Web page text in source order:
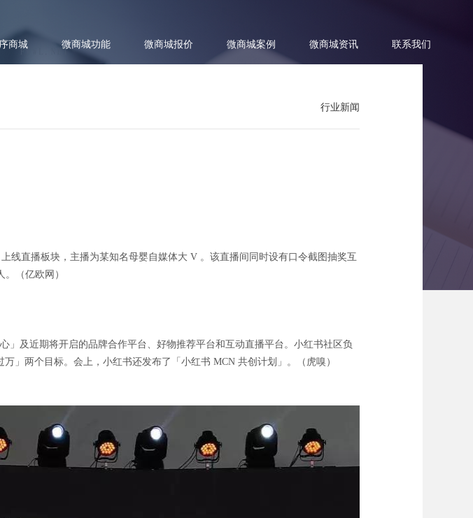
商城 微商城功能 微商城报价 微商城案例 微商城资讯 联系我们
行业新闻
线直播板块，主播为某知名母婴自媒体大 V 。该直播间同时设有口令截图抽奖互
（亿欧网）
」及近期将开启的品牌合作平台、好物推荐平台和互动直播平台。小红书社区负
」两个目标。会上，小红书还发布了「小红书 MCN 共创计划」。（虎嗅）